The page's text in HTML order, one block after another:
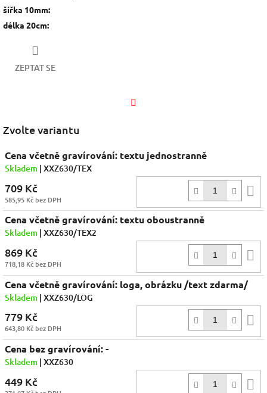
šířka 10mm:
délka 20cm:
ZEPTAT SE
Zvolte variantu
Cena včetně gravírování: textu jednostranně
Skladem | XXZ630/TEX
709 Kč
585,95 Kč bez DPH
Cena včetně gravírování: textu oboustranně
Skladem | XXZ630/TEX2
869 Kč
718,18 Kč bez DPH
Cena včetně gravírování: loga, obrázku /text zdarma/
Skladem | XXZ630/LOG
779 Kč
643,80 Kč bez DPH
Cena bez gravírování: -
Skladem | XXZ630
449 Kč